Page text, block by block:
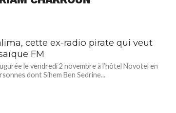
cette ex-radio pirate qui veut
FM
le vendredi 2 novembre à l’hôtel Novotel en
dont Sihem Ben Sedrine...